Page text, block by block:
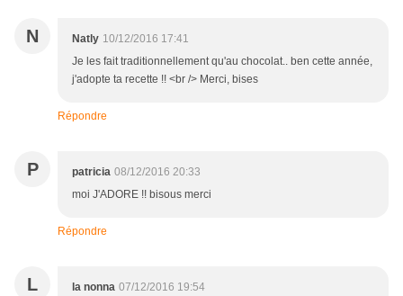
N Natly 10/12/2016 17:41
Je les fait traditionnellement qu'au chocolat.. ben cette année,
j'adopte ta recette !! <br /> Merci, bises
Répondre
P patricia 08/12/2016 20:33
moi J'ADORE !! bisous merci
Répondre
L la nonna 07/12/2016 19:54